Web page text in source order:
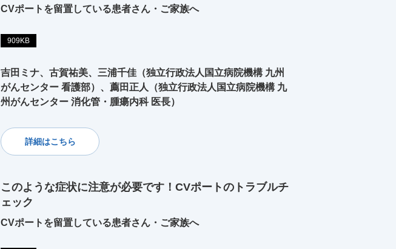
CVポートを留置している患者さん・ご家族へ
909KB
吉田ミナ、古賀祐美、三浦千佳（独立行政法人国立病院機構 九州
がんセンター 看護部）、薦田正人（独立行政法人国立病院機構 九
州がんセンター 消化管・腫瘍内科 医長）
詳細はこちら
このような症状に注意が必要です！CVポートのトラブルチ
ェック
CVポートを留置している患者さん・ご家族へ